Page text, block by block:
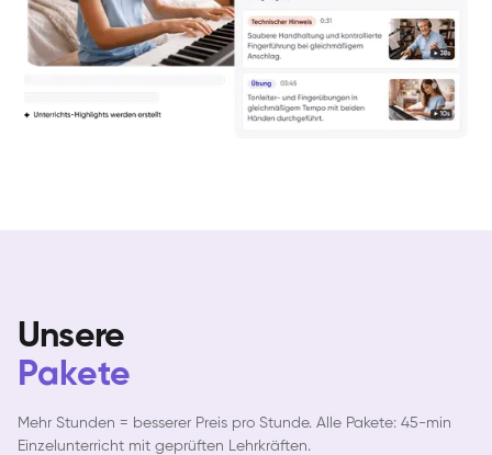
Klavier / Piano / Flügel
Negin
Klavier / Piano / Flügel
Katarzyna
Klavier / Piano / Flügel
Unsere
Pakete
Mehr Stunden = besserer Preis pro Stunde. Alle Pakete: 45-min
Einzelunterricht mit geprüften Lehrkräften.